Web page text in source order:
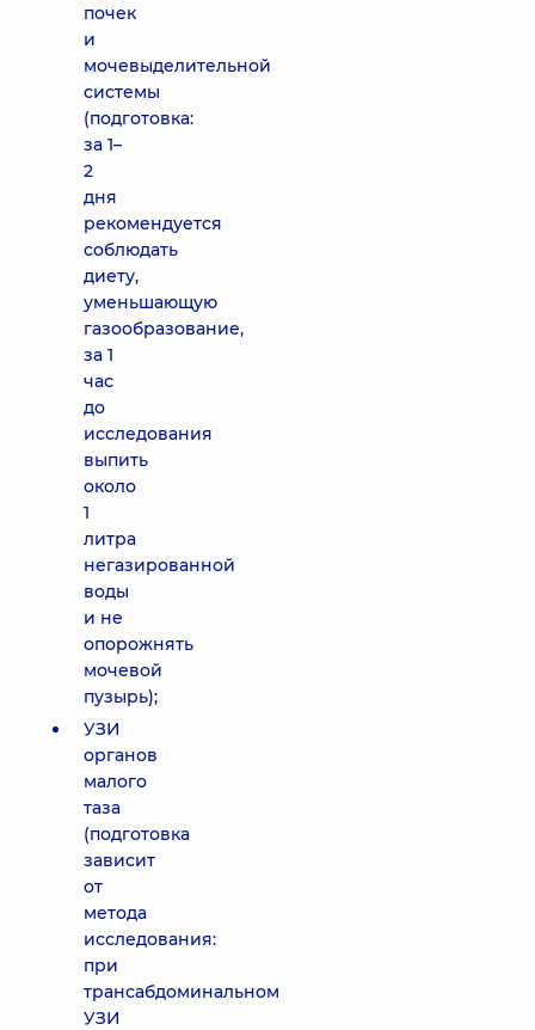
почек
и
мочевыделительной
системы
(подготовка:
за 1–
2
дня
рекомендуется
соблюдать
диету,
уменьшающую
газообразование,
за 1
час
до
исследования
выпить
около
1
литра
негазированной
воды
и не
опорожнять
мочевой
пузырь);
УЗИ
органов
малого
таза
(подготовка
зависит
от
метода
исследования:
при
трансабдоминальном
УЗИ